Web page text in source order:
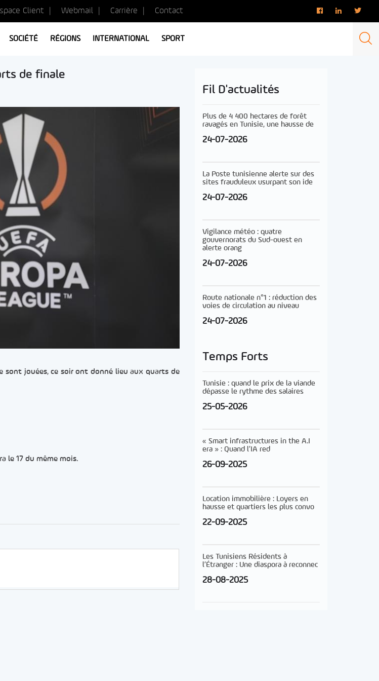
Client Webmail Carrière Contact
SOCIÉTÉ RÉGIONS INTERNATIONAL SPORT
de finale
sont jouées, ce soir ont donné lieu aux quarts de
le 17 du même mois.
Fil D'actualités
Plus de 4 400 hectares de forêt
ravagés en Tunisie, une hausse de
24-07-2026
La Poste tunisienne alerte sur des
sites frauduleux usurpant son ide
24-07-2026
Vigilance météo : quatre
gouvernorats du Sud-ouest en
alerte orang
24-07-2026
Route nationale n°1 : réduction des
voies de circulation au niveau
24-07-2026
Temps Forts
Tunisie : quand le prix de la viande
dépasse le rythme des salaires
25-05-2026
« Smart infrastructures in the A.I
era » : Quand l’IA red
26-09-2025
Location immobilière : Loyers en
hausse et quartiers les plus convo
22-09-2025
Les Tunisiens Résidents à
l’Étranger : Une diaspora à reconnec
28-08-2025